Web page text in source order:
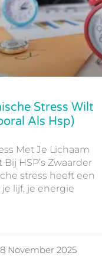
Stress Wilt
Als Hsp)
Met Je Lichaam
HSP’s Zwaarder
stress heeft een
lijf, je energie
November 2025